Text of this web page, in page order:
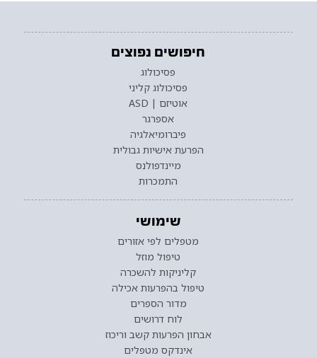
חיפושים נפוצים
פסיכולוג
פסיכולוג קליני
אוטיזם | ASD
אספרגר
פיברומיאלגיה
הפרעת אישיות גבולית
מיינדפולנס
התמכרות
שימושי
מטפלים לפי אזורים
טיפול מוזל
קליניקות להשכרה
טיפול בהפרעות אכילה
מדור הספרים
לוח דרושים
אבחון הפרעות קשב וריכוז
אינדקס מטפלים